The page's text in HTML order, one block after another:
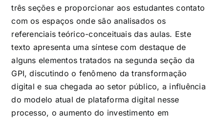
três seções e proporcionar aos estudantes contato
com os espaços onde são analisados os
referenciais teórico-conceituais das aulas. Este
texto apresenta uma síntese com destaque de
alguns elementos tratados na segunda seção da
GPI, discutindo o fenômeno da transformação
digital e sua chegada ao setor público, a influência
do modelo atual de plataforma digital nesse
processo, o aumento do investimento em